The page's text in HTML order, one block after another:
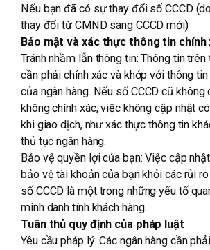
Nếu bạn đã có sự thay đổi số CCCD
thay đổi từ CMND sang CCCD mới)
Bảo mật và xác thực thông tin chính
Tránh nhầm lẫn thông tin: Thông tin trên
cần phải chính xác và khớp với thông
của ngân hàng. Nếu số CCCD cũ
không chính xác, việc không cập nhật
khi giao dịch, như xác thực thông tin
thủ tục ngân hàng.
Bảo vệ quyền lợi của bạn: Việc cập
bảo vệ tài khoản của bạn khỏi các rủi
số CCCD là một trong những yếu tố
minh danh tính khách hàng.
Tuân thủ quy định của pháp luật
Yêu cầu pháp lý: Các ngân hàng cần